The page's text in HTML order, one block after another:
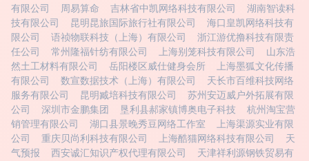
有限公司
周易算命 吉林省中凯网络科技有限公司
湖南智读科
技有限公司
昆明昆旅国际旅行社有限公司
海口皇凯网络科技有
限公司
语祯物联科技（上海）有限公司
浙江游优撸科技有限责
任公司
常州隆福针纺有限公司 上海别笼科技有限公司
山东浩
然土工材料有限公司
岳阳楼区威仕健身会所
上海墨狐文化传播
有限公司
数宣数据技术（上海）有限公司
天长市百维科技网络
服务有限公司
昆明臧培科技有限公司
苏州安迈威户外拓展有限
公司
深圳市金鹏集团 垦利县郝家镇博奥电子科技
杭州淘宝营
销管理有限公司
湖口县景晚秀豆网络工作室
上海渠源实业有限
公司
重庆贝尚利科技有限公司 上海酷猫网络科技有限公司
天
气预报
西安诚汇知识产权代理有限公司
天津祥利源钢铁贸易有